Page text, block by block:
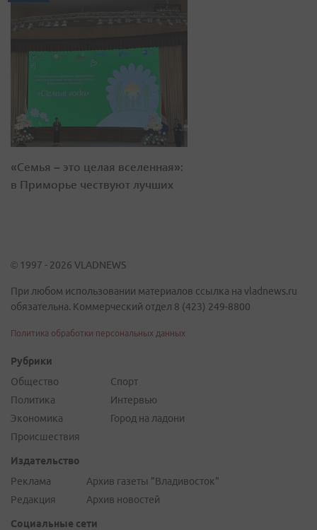
«Семья – это целая вселенная»:
в Приморье чествуют лучших
© 1997 - 2026 VLADNEWS
При любом использовании материалов ссылка на vladnews.ru
обязательна. Коммерческий отдел 8 (423) 249-8800
Политика обработки персональных данных
Рубрики
Общество
Политика
Экономика
Происшествия
Спорт
Интервью
Город на ладони
Издательство
Реклама
Редакция
Архив газеты "Владивосток"
Архив новостей
Социальные сети